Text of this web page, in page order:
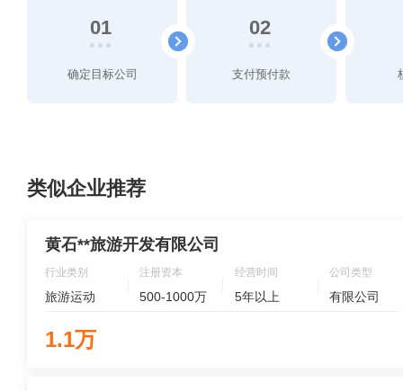
01
确定目标公司
02
支付预付款
类似企业推荐
黄石**旅游开发有限公司
行业类别
旅游运动
注册资本
500-1000万
经营时间
5年以上
公司类型
有限公司
1.1万